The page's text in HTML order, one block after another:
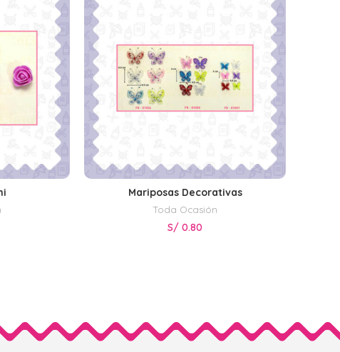
SELECCIONAR OPCIONES
Mariposas Decorativas
Toda Ocasión
S/ 0.80